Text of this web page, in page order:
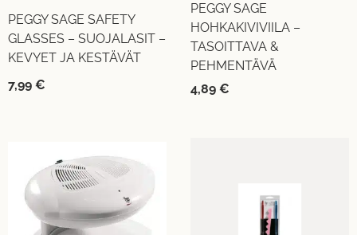
PEGGY SAGE SAFETY
GLASSES – SUOJALASIT –
KEVYET JA KESTÄVÄT
7,99 €
PEGGY SAGE
HOHKAKIVIVIILA –
TASOITTAVA &
PEHMENTÄVÄ
4,89 €